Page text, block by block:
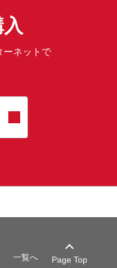
ーネットで
Page Top
一覧へ